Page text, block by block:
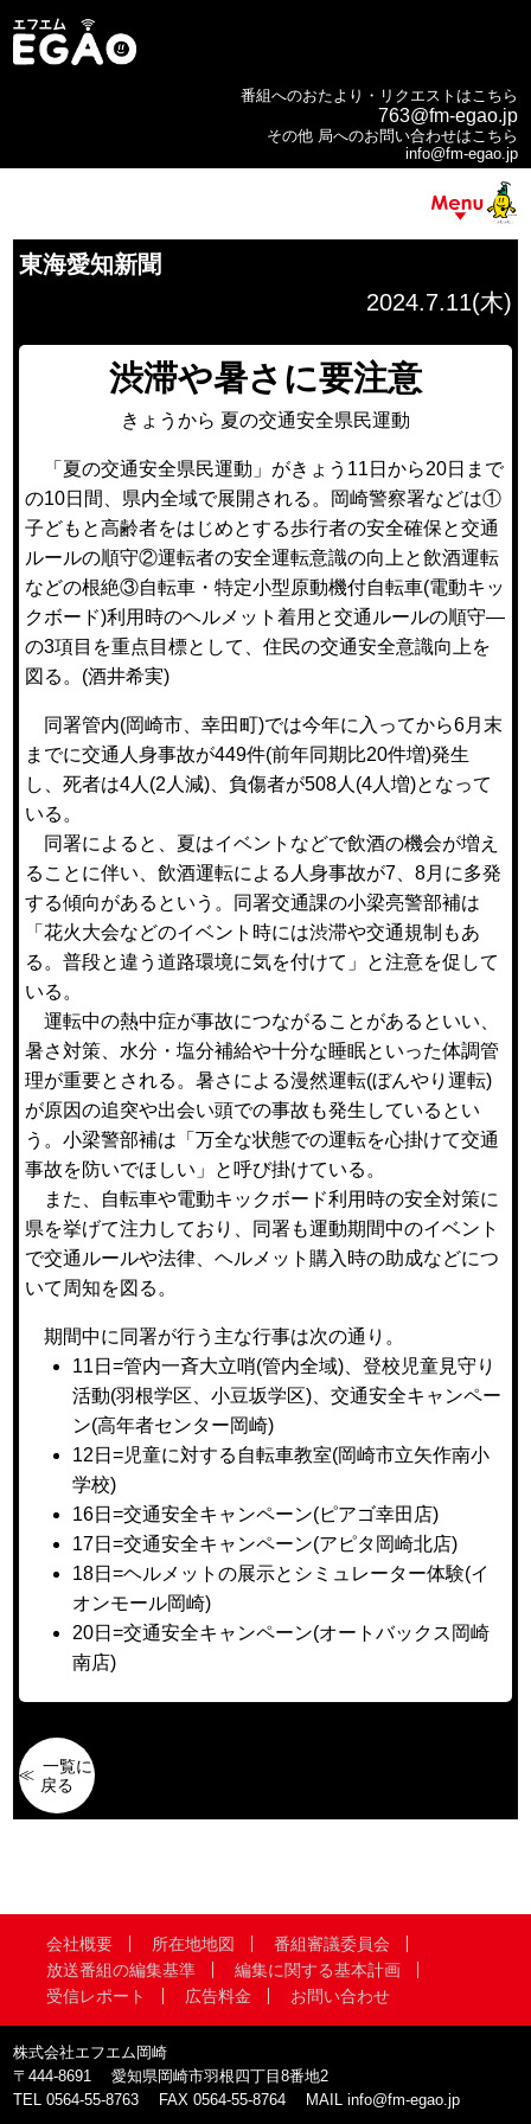
番組へのおたより・リクエストはこちら
763@fm-egao.jp
その他 局へのお問い合わせはこちら
info@fm-egao.jp
東海愛知新聞
2024.7.11(木)
渋滞や暑さに要注意
きょうから 夏の交通安全県民運動
「夏の交通安全県民運動」がきょう11日から20日まで
の10日間、県内全域で展開される。岡崎警察署などは①
子どもと高齢者をはじめとする歩行者の安全確保と交通
ルールの順守②運転者の安全運転意識の向上と飲酒運転
などの根絶③自転車・特定小型原動機付自転車(電動キッ
クボード)利用時のヘルメット着用と交通ルールの順守―
の3項目を重点目標として、住民の交通安全意識向上を
図る。(酒井希実)
同署管内(岡崎市、幸田町)では今年に入ってから6月末
までに交通人身事故が449件(前年同期比20件増)発生
し、死者は4人(2人減)、負傷者が508人(4人増)となって
いる。
同署によると、夏はイベントなどで飲酒の機会が増え
ることに伴い、飲酒運転による人身事故が7、8月に多発
する傾向があるという。同署交通課の小梁亮警部補は
「花火大会などのイベント時には渋滞や交通規制もあ
る。普段と違う道路環境に気を付けて」と注意を促して
いる。
運転中の熱中症が事故につながることがあるといい、
暑さ対策、水分・塩分補給や十分な睡眠といった体調管
理が重要とされる。暑さによる漫然運転(ぼんやり運転)
が原因の追突や出会い頭での事故も発生しているとい
う。小梁警部補は「万全な状態での運転を心掛けて交通
事故を防いでほしい」と呼び掛けている。
また、自転車や電動キックボード利用時の安全対策に
県を挙げて注力しており、同署も運動期間中のイベント
で交通ルールや法律、ヘルメット購入時の助成などにつ
いて周知を図る。
期間中に同署が行う主な行事は次の通り。
11日=管内一斉大立哨(管内全域)、登校児童見守り
活動(羽根学区、小豆坂学区)、交通安全キャンペー
ン(高年者センター岡崎)
12日=児童に対する自転車教室(岡崎市立矢作南小
学校)
16日=交通安全キャンペーン(ピアゴ幸田店)
17日=交通安全キャンペーン(アピタ岡崎北店)
18日=ヘルメットの展示とシミュレーター体験(イ
オンモール岡崎)
20日=交通安全キャンペーン(オートバックス岡崎
南店)
一覧に
戻る
会社概要 所在地地図
番組審議委員会
放送番組の編集基準
編集に関する基本計画
受信レポート
広告料金 お問い合わせ
株式会社エフエム岡崎
〒444-8691
愛知県岡崎市羽根四丁目8番地2
TEL0564-55-8763 FAX 0564-55-8764 MAIL info@fm-egao.jp